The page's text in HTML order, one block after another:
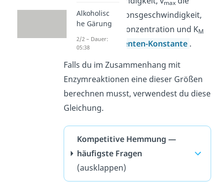
max
maximale Reaktionsgeschwindigkeit,
[S] die Substratkonzentration und KM
dieMichaelis-Menten-Konstante .
Falls du im Zusammenhang mit
Enzymreaktionen eine dieser Größen
berechnen musst, verwendest du diese
Gleichung.
Kompetitive Hemmung —
häufigste Fragen
(ausklappen)
Alkoholisc
he Gärung
2/2 – Dauer:
05:38